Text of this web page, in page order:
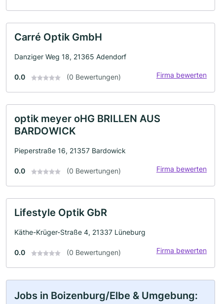
Carré Optik GmbH
Danziger Weg 18, 21365 Adendorf
0.0 (0 Bewertungen) Firma bewerten
optik meyer oHG BRILLEN AUS
BARDOWICK
Pieperstraße 16, 21357 Bardowick
0.0 (0 Bewertungen) Firma bewerten
Lifestyle Optik GbR
Käthe-Krüger-Straße 4, 21337 Lüneburg
0.0 (0 Bewertungen) Firma bewerten
Jobs in Boizenburg/Elbe & Umgebung: